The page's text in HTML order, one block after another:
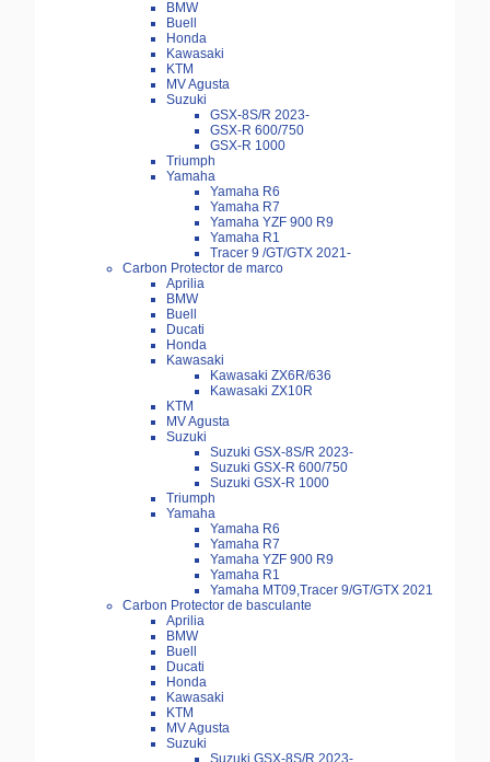
BMW
Buell
Honda
Kawasaki
KTM
MV Agusta
Suzuki
GSX-8S/R 2023-
GSX-R 600/750
GSX-R 1000
Triumph
Yamaha
Yamaha R6
Yamaha R7
Yamaha YZF 900 R9
Yamaha R1
Tracer 9 /GT/GTX 2021-
Carbon Protector de marco
Aprilia
BMW
Buell
Ducati
Honda
Kawasaki
Kawasaki ZX6R/636
Kawasaki ZX10R
KTM
MV Agusta
Suzuki
Suzuki GSX-8S/R 2023-
Suzuki GSX-R 600/750
Suzuki GSX-R 1000
Triumph
Yamaha
Yamaha R6
Yamaha R7
Yamaha YZF 900 R9
Yamaha R1
Yamaha MT09,Tracer 9/GT/GTX 2021
Carbon Protector de basculante
Aprilia
BMW
Buell
Ducati
Honda
Kawasaki
KTM
MV Agusta
Suzuki
Suzuki GSX-8S/R 2023-